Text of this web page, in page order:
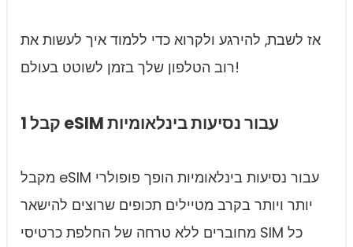
אז לשבת, להירגע ולקרוא כדי ללמוד איך לעשות את
רוב הטלפון שלך בזמן לשוטט בעולם!
1 קבל eSIM עבור נסיעות בינלאומיות
מקבל eSIM עבור נסיעות בינלאומיות הופך פופולרי
יותר ויותר בקרב מטיילים תכופים שרוצים להישאר
מחוברים ללא טרחה של החלפת כרטיסי SIM כל